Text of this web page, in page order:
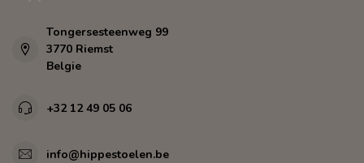
Tongersesteenweg 99
3770 Riemst
Belgie
+32 12 49 05 06
info@hippestoelen.be